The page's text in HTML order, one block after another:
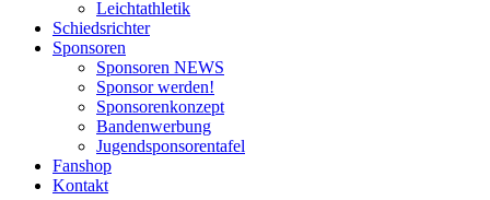
Leichtathletik
Schiedsrichter
Sponsoren
Sponsoren NEWS
Sponsor werden!
Sponsorenkonzept
Bandenwerbung
Jugendsponsorentafel
Fanshop
Kontakt